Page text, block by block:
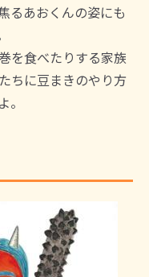
るあおくんの姿にも
を食べたりする家族
ちに豆まきのやり方